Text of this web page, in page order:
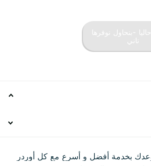
-بنحاول نوفرها
تاني
بخدمة أفضل و أسرع مع كل أوردر